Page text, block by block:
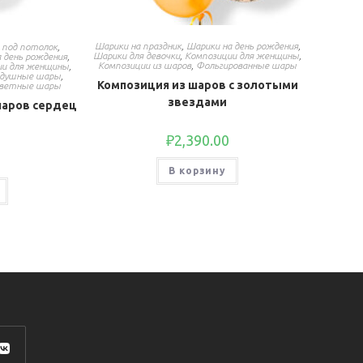
потолок,
день рождения,
для женщины,
шары
шары
сердец
Шарики на праздник, Шарики на день рождения,
Шарики для девочки, Композиции для женщины
Композиции из шаров, Фольгированные шары
Композиция из шаров с золотыми
звездами
₽2,390.00
В корзину